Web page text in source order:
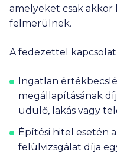
amelyeket csak akkor
felmerülnek.
A fedezettel
Ingatlan
megállapításának
üdülő, lakás vagy
Építési hitel esetén
felülvizsgálat díja